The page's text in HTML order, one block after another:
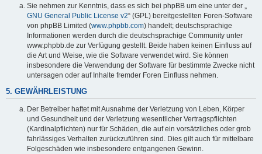
Sie nehmen zur Kenntnis, dass es sich bei phpBB um eine unter der „
GNU General Public License v2“ (GPL) bereitgestellten Foren-Software
von phpBB Limited (www.phpbb.com) handelt; deutschsprachige
Informationen werden durch die deutschsprachige Community unter
www.phpbb.de zur Verfügung gestellt. Beide haben keinen Einfluss auf
die Art und Weise, wie die Software verwendet wird. Sie können
insbesondere die Verwendung der Software für bestimmte Zwecke nicht
untersagen oder auf Inhalte fremder Foren Einfluss nehmen.
5. GEWÄHRLEISTUNG
Der Betreiber haftet mit Ausnahme der Verletzung von Leben, Körper
und Gesundheit und der Verletzung wesentlicher Vertragspflichten
(Kardinalpflichten) nur für Schäden, die auf ein vorsätzliches oder grob
fahrlässiges Verhalten zurückzuführen sind. Dies gilt auch für mittelbare
Folgeschäden wie insbesondere entgangenen Gewinn.